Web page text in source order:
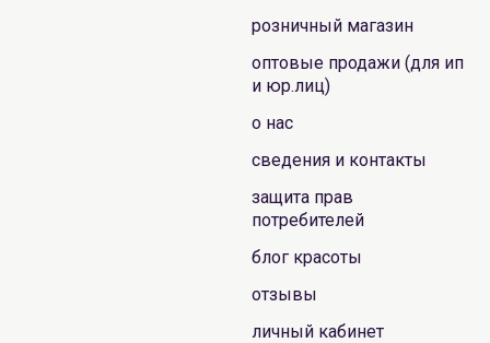
розничный магазин
оптовые продажи (для ип
и юр.лиц)
о нас
сведения и контакты
защита прав
потребителей
блог красоты
отзывы
личный кабинет